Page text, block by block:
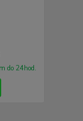
do 24hod.